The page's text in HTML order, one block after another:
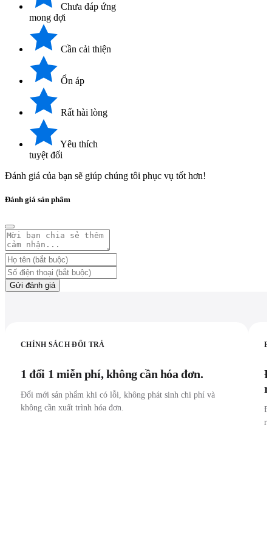
Chưa đáp ứng
mong đợi
Cần cải thiện
Ổn áp
Rất hài lòng
Yêu thích
tuyệt đối
Đánh giá của bạn sẽ giúp chúng tôi phục vụ tốt hơn!
Đánh giá sản phẩm
Gửi đánh giá
CHÍNH SÁCH ĐỔI TRẢ
1 đổi 1 miễn phí, không cần hóa đơn.
Đổi mới sản phẩm khi có lỗi, không phát sinh chi phí và
không cần xuất trình hóa đơn.